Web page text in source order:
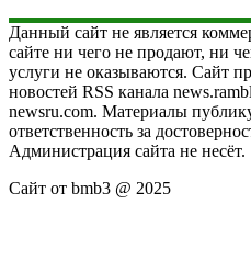
Данный сайт не является
сайте ни чего не продают, ни
услуги не оказываются. Сайт
новостей RSS канала
newsru.com. Материалы
ответственность за
Администрация сайта не несёт.
Сайт от bmb3 @ 2025